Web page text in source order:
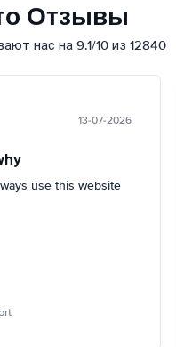
Отзывы
нас на 9.1/10 из 12840
13-07-2026
use this website